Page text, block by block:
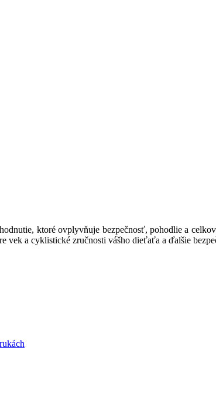
ktoré ovplyvňuje bezpečnosť, pohodlie a
a cyklistické zručnosti vášho dieťaťa a ďalšie